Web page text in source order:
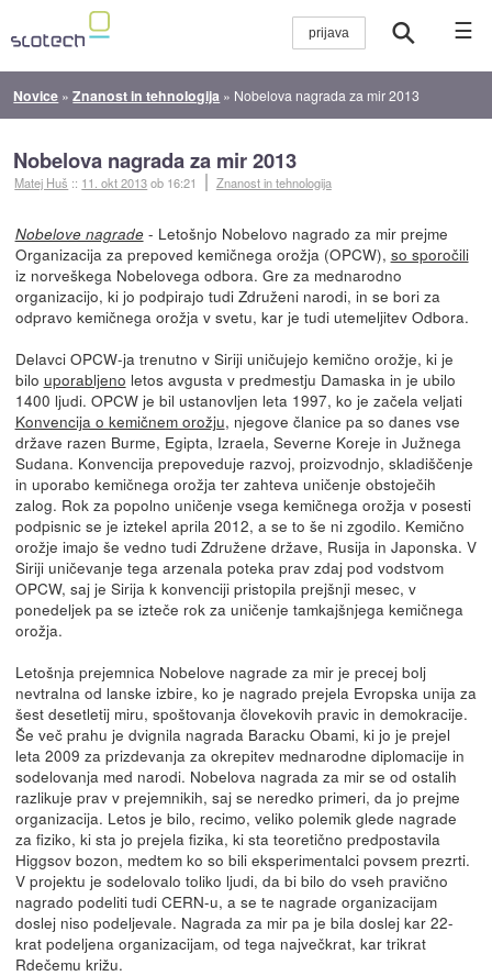
☰
Novice »Znanost in tehnologija » Nobelova nagrada za mir 2013
Nobelova nagrada za mir 2013
Matej Huš :: 11. okt 2013ob 16:21 Znanost in tehnologija
Nobelove nagrade- Letošnjo Nobelovo nagrado za mir prejme
Organizacija za prepoved kemičnega orožja (OPCW), so sporočili
iz norveškega Nobelovega odbora. Gre za mednarodno
organizacijo, ki jo podpirajo tudi Združeni narodi, in se bori za
odpravo kemičnega orožja v svetu, kar je tudi utemeljitev Odbora.
Delavci OPCW-ja trenutno v Siriji uničujejo kemično orožje, ki je
bilo uporabljeno letos avgusta v predmestju Damaska in je ubilo
1400 ljudi. OPCW je bil ustanovljen leta 1997, ko je začela veljati
Konvencija o kemičnem orožju, njegove članice pa so danes vse
države razen Burme, Egipta, Izraela, Severne Koreje in Južnega
Sudana. Konvencija prepoveduje razvoj, proizvodnjo, skladiščenje
in uporabo kemičnega orožja ter zahteva uničenje obstoječih
zalog. Rok za popolno uničenje vsega kemičnega orožja v posesti
podpisnic se je iztekel aprila 2012, a se to še ni zgodilo. Kemično
orožje imajo še vedno tudi Združene države, Rusija in Japonska. V
Siriji uničevanje tega arzenala poteka prav zdaj pod vodstvom
OPCW, saj je Sirija k konvenciji pristopila prejšnji mesec, v
ponedeljek pa se izteče rok za uničenje tamkajšnjega kemičnega
orožja.
Letošnja prejemnica Nobelove nagrade za mir je precej bolj
nevtralna od lanske izbire, ko je nagrado prejela Evropska unija za
šest desetletij miru, spoštovanja človekovih pravic in demokracije.
Še več prahu je dvignila nagrada Baracku Obami, ki jo je prejel
leta 2009 za prizdevanja za okrepitev mednarodne diplomacije in
sodelovanja med narodi. Nobelova nagrada za mir se od ostalih
razlikuje prav v prejemnikih, saj se neredko primeri, da jo prejme
organizacija. Letos je bilo, recimo, veliko polemik glede nagrade
za fiziko, ki sta jo prejela fizika, ki sta teoretično predpostavila
Higgsov bozon, medtem ko so bili eksperimentalci povsem prezrti.
V projektu je sodelovalo toliko ljudi, da bi bilo do vseh pravično
nagrado podeliti tudi CERN-u, a se te nagrade organizacijam
doslej niso podeljevale. Nagrada za mir pa je bila doslej kar 22-
krat podeljena organizacijam, od tega največkrat, kar trikrat
Rdečemu križu.